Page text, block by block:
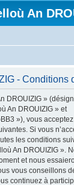
An
- Conditions
DROUIZIG »
An DROUIZIG » et
»), vous
Si vous
les conditions
An DROUIZIG ».
et nous
vous conseillons
continuez à